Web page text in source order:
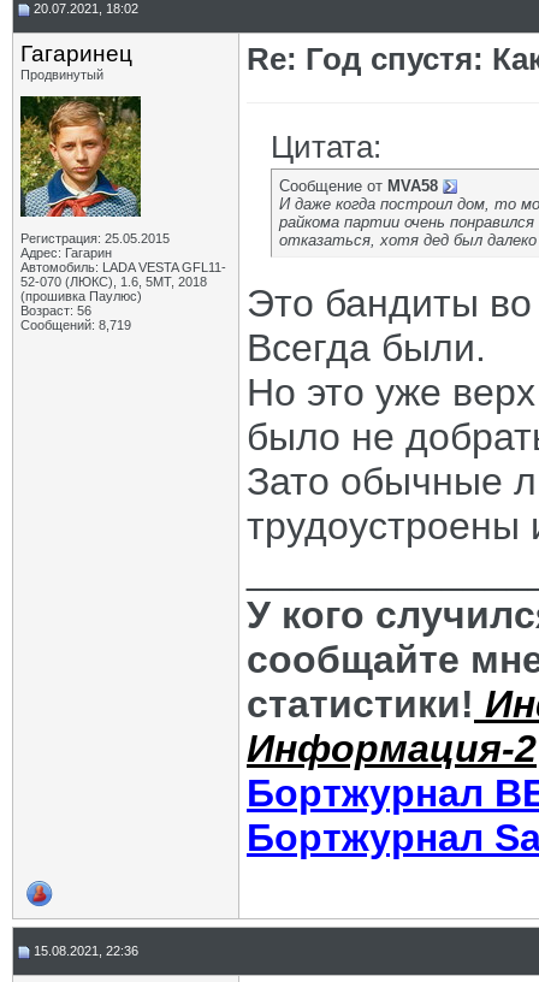
20.07.2021, 18:02
Гагаринец
Продвинутый
Регистрация: 25.05.2015
Адрес: Гагарин
Автомобиль: LADA VESTA GFL11-
52-070 (ЛЮКС), 1.6, 5МТ, 2018
(прошивка Паулюс)
Возраст: 56
Сообщений: 8,719
Re: Год спустя:
Цитата:
Сообщение от MVA58
И даже когда построил дом, то
райкома партии очень
отказаться, хотя дед был
Это бандиты во
Всегда были.
Но это уже
было не
Зато обычные
трудоустроены
У кого
сообщайте
статистики!
Информация-2
Бортжурнал
Бортжурнал
15.08.2021, 22:36